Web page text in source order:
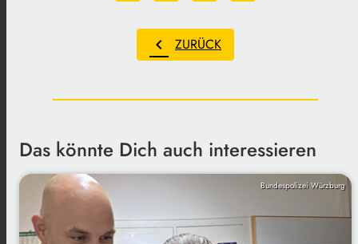
chevron_left ZURÜCK
Das könnte Dich auch interessieren
Bundespolizei Würzburg